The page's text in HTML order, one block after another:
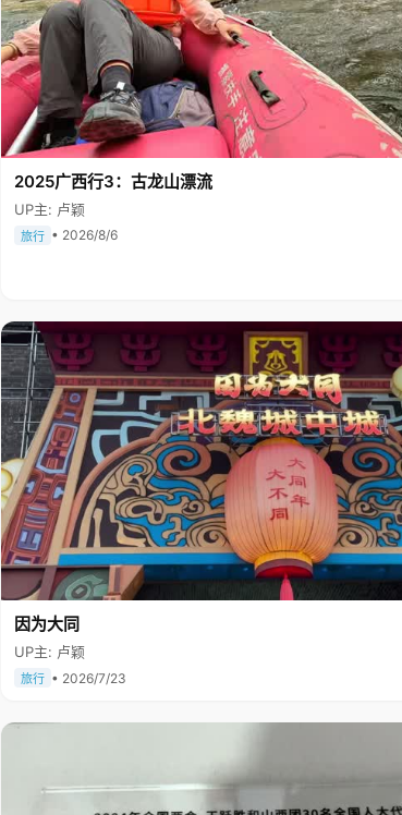
2025广西行3：古龙山漂流
UP主: 卢颖
旅行 • 2026/8/6
因为大同
UP主: 卢颖
旅行 • 2026/7/23